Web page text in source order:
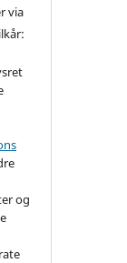
via
og